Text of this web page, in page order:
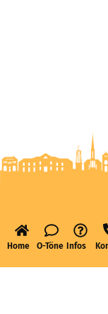
Home O-Töne Infos